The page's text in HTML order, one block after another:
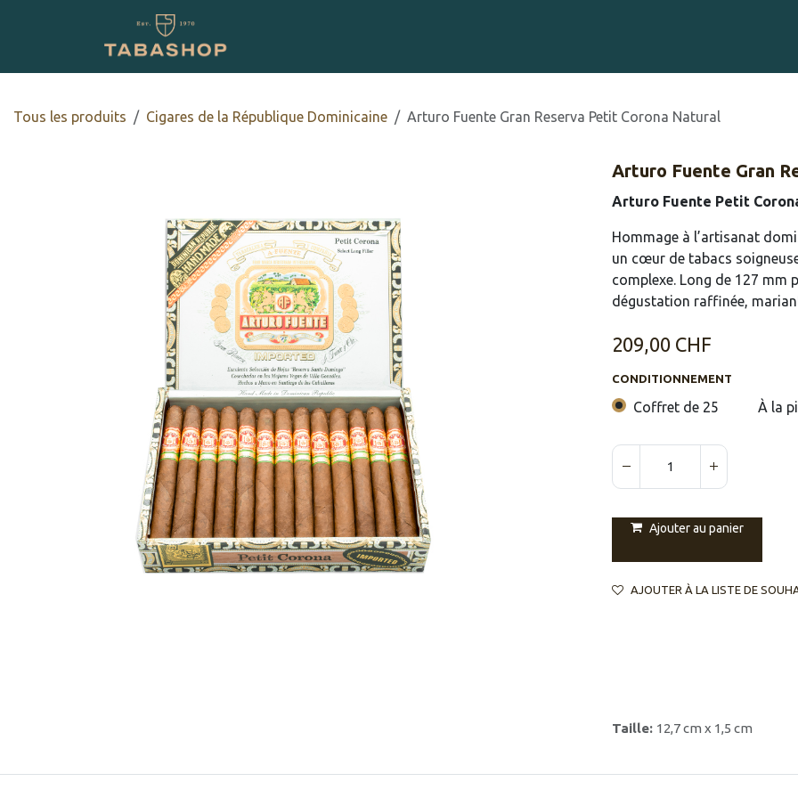
Tous les produits Cigares de la République Dominicaine Arturo Fuente Gran Reserva Petit Corona Natural
Arturo Fuente Gran
Arturo Fuente Petit
Hommage à l’artisanat
un cœur de tabacs
complexe. Long de 127 mm
dégustation raffinée,
209,00 CHF
CONDITIONNEMENT
Coffret de 25 À la
Ajouter au panier
AJOUTER À LA LISTE DE
Taille: 12,7 cm x 1,5 cm